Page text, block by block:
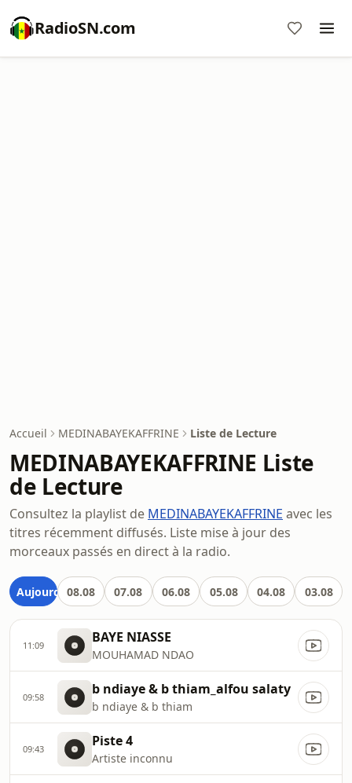
RadioSN.com
Accueil MEDINABAYEKAFFRINE Liste de Lecture
MEDINABAYEKAFFRINE Liste
de Lecture
Consultez la playlist de MEDINABAYEKAFFRINE avec les
titres récemment diffusés. Liste mise à jour des
morceaux passés en direct à la radio.
Aujourd'hui08.08 07.08 06.08 05.08 04.08 03.08
11:09 BAYE NIASSE
MOUHAMAD NDAO
09:58 b ndiaye & b thiam_alfou salaty
b ndiaye & b thiam
09:43 Piste 4
Artiste inconnu